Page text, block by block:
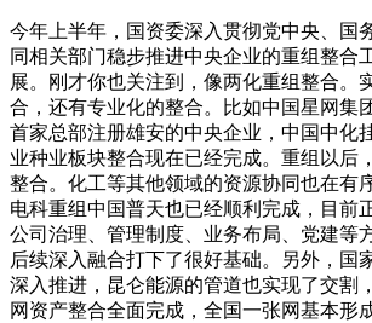
今年上半年，国资委深入贯彻党中央、国
同相关部门稳步推进中央企业的重组整合
展。刚才你也关注到，像两化重组整合。
合，还有专业化的整合。比如中国星网集
首家总部注册雄安的中央企业，中国中化
业种业板块整合现在已经完成。重组以后
整合。化工等其他领域的资源协同也在有
电科重组中国普天也已经顺利完成，目前
公司治理、管理制度、业务布局、党建等
后续深入融合打下了很好基础。另外，国
深入推进，昆仑能源的管道也实现了交割
网资产整合全面完成，全国一张网基本形